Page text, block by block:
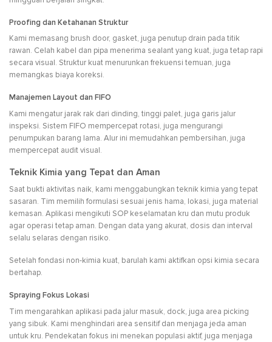
Proofing dan Ketahanan Struktur
Kami memasang brush door, gasket, juga penutup drain pada titik
rawan. Celah kabel dan pipa menerima sealant yang kuat, juga tetap rapi
secara visual. Struktur kuat menurunkan frekuensi temuan, juga
memangkas biaya koreksi.
Manajemen Layout dan FIFO
Kami mengatur jarak rak dari dinding, tinggi palet, juga garis jalur
inspeksi. Sistem FIFO mempercepat rotasi, juga mengurangi
penumpukan barang lama. Alur ini memudahkan pembersihan, juga
mempercepat audit visual.
Teknik Kimia yang Tepat dan Aman
Saat bukti aktivitas naik, kami menggabungkan teknik kimia yang tepat
sasaran. Tim memilih formulasi sesuai jenis hama, lokasi, juga material
kemasan. Aplikasi mengikuti SOP keselamatan kru dan mutu produk
agar operasi tetap aman. Dengan data yang akurat, dosis dan interval
selalu selaras dengan risiko.
Setelah fondasi non-kimia kuat, barulah kami aktifkan opsi kimia secara
bertahap.
Spraying Fokus Lokasi
Tim mengarahkan aplikasi pada jalur masuk, dock, juga area picking
yang sibuk. Kami menghindari area sensitif dan menjaga jeda aman
untuk kru. Pendekatan fokus ini menekan populasi aktif, juga menjaga